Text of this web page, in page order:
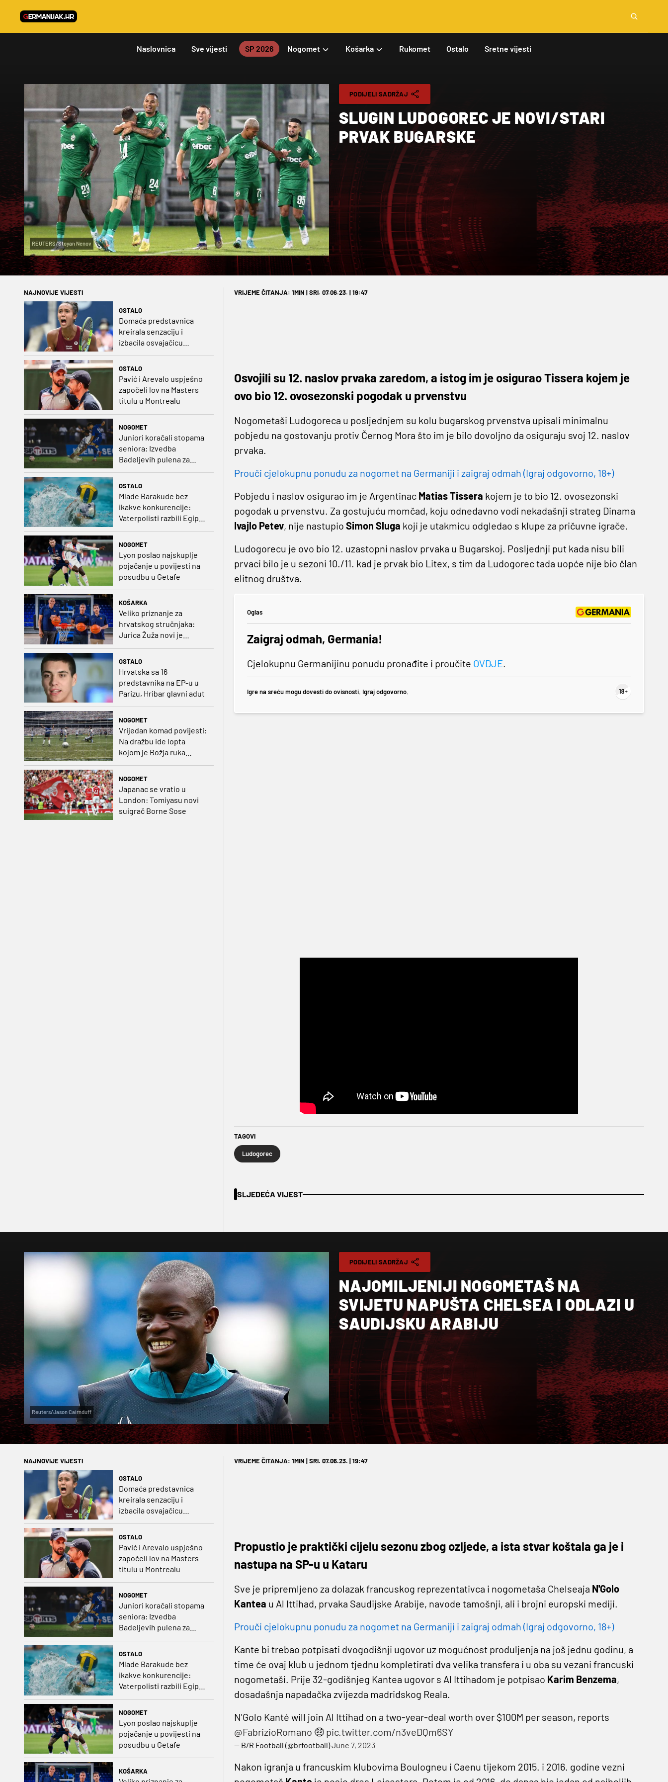
Naslovnica Sve vijesti SP 2026 Nogomet Košarka Rukomet Ostalo Sretne vijesti
REUTERS/Stoyan Nenov
PODIJELI SADRŽAJ
SLUGIN LUDOGOREC JE NOVI/STARI
PRVAK BUGARSKE
NAJNOVIJE VIJESTI
OSTALO
Domaća predstavnica
kreirala senzaciju i
izbacila osvajačicu
OSTALO
Pavić i Arevalo uspješno
započeli lov na Masters
titulu u Montrealu
NOGOMET
Juniori koračali stopama
seniora: Izvedba
Badeljevih pulena za
čistu peticu protiv
OSTALO
Mlade Barakude bez
ikakve konkurencije:
Vaterpolisti razbili Egipat
za polufinale SP-a!
NOGOMET
Lyon poslao najskuplje
pojačanje u povijesti na
posudbu u Getafe
KOŠARKA
Veliko priznanje za
hrvatskog stručnjaka:
Jurica Žuža novi je
OSTALO
Hrvatska sa 16
predstavnika na EP-u u
Parizu, Hribar glavni adut
NOGOMET
Vrijedan komad povijesti:
Na dražbu ide lopta
kojom je Božja ruka
NOGOMET
Japanac se vratio u
London: Tomiyasu novi
suigrač Borne Sose
VRIJEME ČITANJA: 1MIN | SRI. 07.06.23. | 19:47
Osvojili su 12. naslov prvaka zaredom, a istog im je osigurao Tissera kojem je
ovo bio 12. ovosezonski pogodak u prvenstvu
Nogometaši Ludogoreca u posljednjem su kolu bugarskog prvenstva upisali minimalnu
pobjedu na gostovanju protiv Černog Mora što im je bilo dovoljno da osiguraju svoj 12. naslov
prvaka.
Prouči cjelokupnu ponudu za nogomet na Germaniji i zaigraj odmah (Igraj odgovorno, 18+)
Pobjedu i naslov osigurao im je Argentinac Matias Tissera kojem je to bio 12. ovosezonski
pogodak u prvenstvu. Za gostujuću momčad, koju odnedavno vodi nekadašnji strateg Dinama
Ivajlo Petev, nije nastupio Simon Sluga koji je utakmicu odgledao s klupe za pričuvne igrače.
Ludogorecu je ovo bio 12. uzastopni naslov prvaka u Bugarskoj. Posljednji put kada nisu bili
prvaci bilo je u sezoni 10./11. kad je prvak bio Litex, s tim da Ludogorec tada uopće nije bio član
elitnog društva.
Oglas
Zaigraj odmah, Germania!
Cjelokupnu Germanijinu ponudu pronađite i proučite OVDJE.
Igre na sreću mogu dovesti do ovisnosti. Igraj odgovorno.
TAGOVI
Ludogorec
SLJEDEĆA VIJEST
Reuters/Jason Cairnduff
PODIJELI SADRŽAJ
NAJOMILJENIJI NOGOMETAŠ NA
SVIJETU NAPUŠTA CHELSEA I ODLAZI U
SAUDIJSKU ARABIJU
NAJNOVIJE VIJESTI
OSTALO
Domaća predstavnica
kreirala senzaciju i
izbacila osvajačicu
Roland Garrosa
OSTALO
Pavić i Arevalo uspješno
započeli lov na Masters
titulu u Montrealu
NOGOMET
Juniori koračali stopama
seniora: Izvedba
Badeljevih pulena za
OSTALO
Mlade Barakude bez
ikakve konkurencije:
Vaterpolisti razbili Egipat
NOGOMET
Lyon poslao najskuplje
pojačanje u povijesti na
posudbu u Getafe
KOŠARKA
VRIJEME ČITANJA: 1MIN | SRI. 07.06.23. | 19:47
Propustio je praktički cijelu sezonu zbog ozljede, a ista stvar koštala ga je i
nastupa na SP-u u Kataru
Sve je pripremljeno za dolazak francuskog reprezentativca i nogometaša Chelseaja N'Golo
Kantea u Al Ittihad, prvaka Saudijske Arabije, navode tamošnji, ali i brojni europski mediji.
Prouči cjelokupnu ponudu za nogomet na Germaniji i zaigraj odmah (Igraj odgovorno, 18+)
Kante bi trebao potpisati dvogodišnji ugovor uz mogućnost produljenja na još jednu godinu, a
time će ovaj klub u jednom tjednu kompletirati dva velika transfera i u oba su vezani francuski
nogometaši. Prije 32-godišnjeg Kantea ugovor s Al Ittihadom je potpisao Karim Benzema,
dosadašnja napadačka zvijezda madridskog Reala.
N'Golo Kanté will join Al Ittihad on a two-year-deal worth over $100M per season, reports
@FabrizioRomano 🤑 pic.twitter.com/n3veDQm6SY
— B/R Football (@brfootball)June 7, 2023
Nakon igranja u francuskim klubovima Boulogneu i Caenu tijekom 2015. i 2016. godine vezni